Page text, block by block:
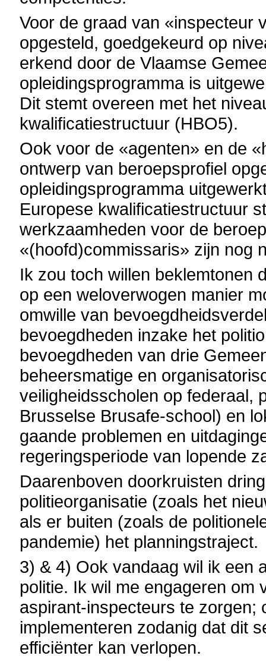
Voor de graad van «inspecteur
opgesteld, goedgekeurd op
erkend door de Vlaamse
opleidingsprogramma is
Dit stemt overeen met het
kwalificatiestructuur (HBO5).
Ook voor de «agenten» en de
ontwerp van beroepsprofiel
opleidingsprogramma
Europese kwalificatiestructuur
werkzaamheden voor de
«(hoofd)commissaris» zijn nog
Ik zou toch willen beklemtonen
op een weloverwogen manier
omwille van
bevoegdheden inzake het
bevoegdheden van drie
beheersmatige en
veiligheidsscholen op federaal,
Brusselse Brusafe-school) en
gaande problemen en
regeringsperiode van lopende
Daarenboven doorkruisten
politieorganisatie (zoals het
als er buiten (zoals de
pandemie) het planningstraject.
3) & 4) Ook vandaag wil ik een
politie. Ik wil me engageren om
aspirant-inspecteurs te zorgen;
implementeren zodanig dat dit
efficiënter kan verlopen.